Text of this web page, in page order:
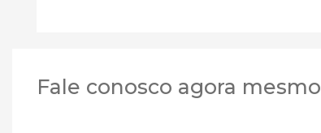
Fale conosco agora mesmo